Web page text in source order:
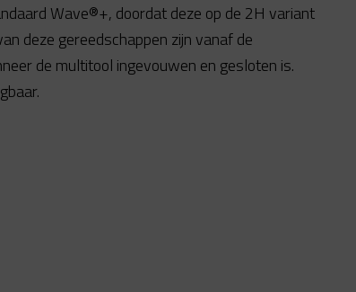
Wave®+, doordat deze op de 2H variant
deze gereedschappen zijn vanaf de
de multitool ingevouwen en gesloten is.